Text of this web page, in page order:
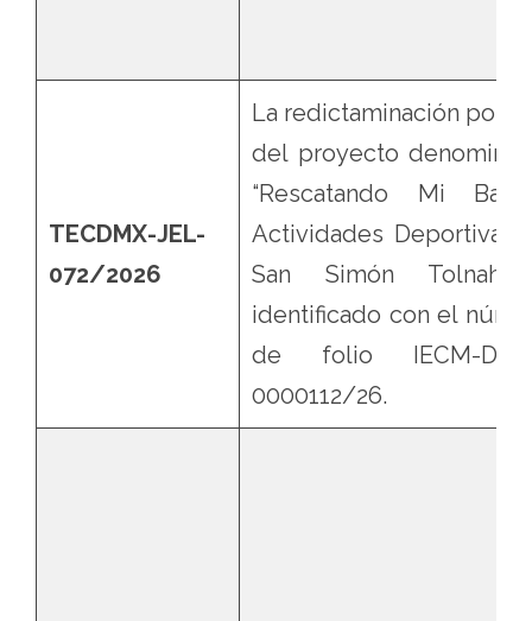
TECDMX-JEL-
072/2026
La redictaminación
del proyecto
“Rescatando Mi
Actividades Deportivas
San Simón
identificado con el
de folio IECM-
0000112/26.